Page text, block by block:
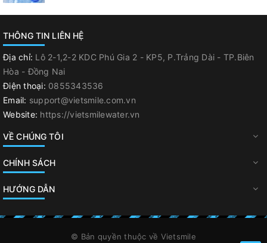
THÔNG TIN LIÊN HỆ
Địa chỉ: Lô 2-1,2-2 KDC Phú Gia 2 - KP5, P.Trảng Dài - TP.Biên
Hòa - Đồng Nai
Điện thoại: 0855343536
Email: support@vietsmile.com.vn
Website: https://vietsmilewater.vn
VỀ CHÚNG TÔI
CHÍNH SÁCH
HƯỚNG DẪN
© Bản quyền thuộc về Vietsmile